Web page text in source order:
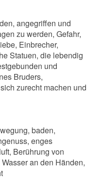
angegriffen und
zu werden, Gefahr,
Einbrecher,
Statuen, die lebendig
und
Bruders,
zurecht machen und
baden,
enges
Berührung von
an den Händen,